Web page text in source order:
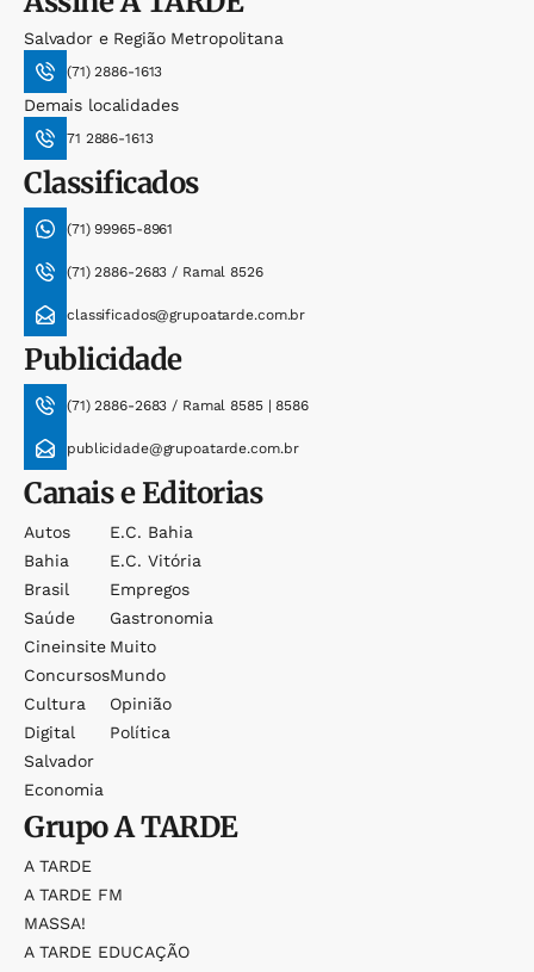
Salvador e Região Metropolitana
(71) 2886-1613
Demais localidades
71 2886-1613
Classificados
(71) 99965-8961
(71) 2886-2683 / Ramal 8526
classificados@grupoatarde.com.br
Publicidade
(71) 2886-2683 / Ramal 8585 | 8586
publicidade@grupoatarde.com.br
Canais e Editorias
Autos
Bahia
Brasil
Saúde
Cineinsite
Concursos
Cultura
Digital
Salvador
Economia
E.c. Bahia
E.c. Vitória
Empregos
Gastronomia
Muito
Mundo
Opinião
Política
GrupoA TARDE
A TARDE
A TARDE FM
MASSA!
A TARDE EDUCAÇÃO